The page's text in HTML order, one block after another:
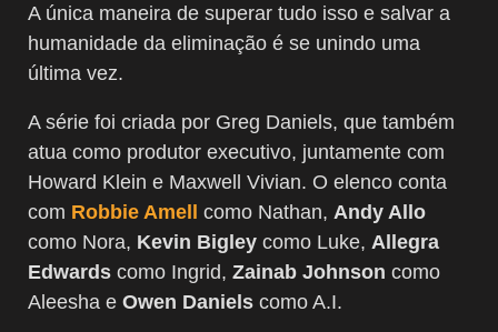
A única maneira de superar tudo isso e salvar a
humanidade da eliminação é se unindo uma
última vez.
A série foi criada por Greg Daniels, que também
atua como produtor executivo, juntamente com
Howard Klein e Maxwell Vivian. O elenco conta
com Robbie Amell como Nathan, Andy Allo
como Nora, Kevin Bigley como Luke, Allegra
Edwards como Ingrid, Zainab Johnson como
Aleesha e Owen Daniels como A.I.